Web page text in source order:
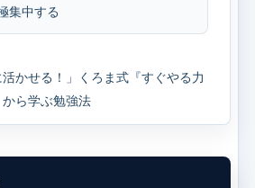
集中する
活かせる！」くろま式『すぐやる力
ら学ぶ勉強法